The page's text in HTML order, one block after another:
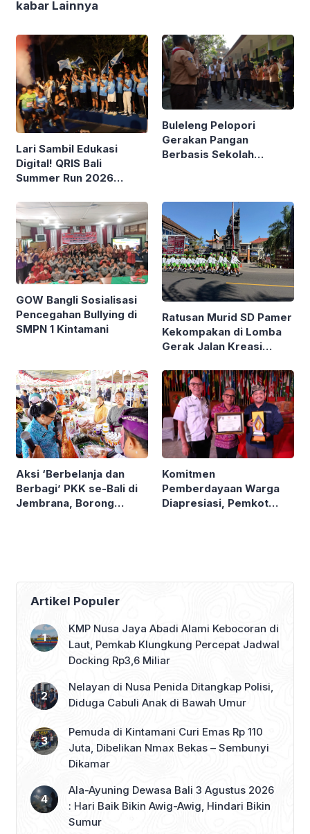
kabar Lainnya
Lari Sambil Edukasi
Digital! QRIS Bali
Summer Run 2026
Renon
Buleleng Pelopori
Gerakan Pangan
Berbasis Sekolah
GOW Bangli Sosialisasi
Pencegahan Bullying di
SMPN 1 Kintamani
Ratusan Murid SD Pamer
Kekompakan di Lomba
Gerak Jalan Kreasi
Aksi ‘Berbelanja dan
Berbagi’ PKK se-Bali di
Jembrana, Borong
Komitmen
Pemberdayaan Warga
Diapresiasi, Pemkot
Artikel Populer
KMP Nusa Jaya Abadi Alami Kebocoran di
Laut, Pemkab Klungkung Percepat Jadwal
Docking Rp3,6 Miliar
Nelayan di Nusa Penida Ditangkap Polisi,
Diduga Cabuli Anak di Bawah Umur
Pemuda di Kintamani Curi Emas Rp 110
Juta, Dibelikan Nmax Bekas – Sembunyi
Dikamar
Ala-Ayuning Dewasa Bali 3 Agustus 2026
: Hari Baik Bikin Awig-Awig, Hindari Bikin
Sumur